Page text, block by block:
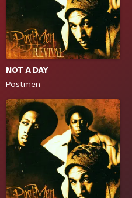
NOT A DAY
Postmen